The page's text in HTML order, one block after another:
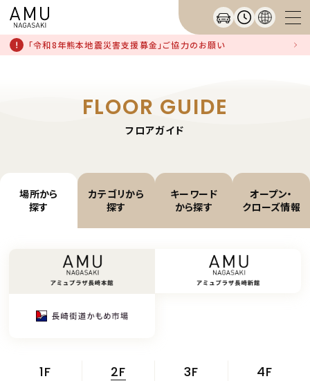
「令和8年熊本地震災害支援募金」ご協力のお願い
FLOOR GUIDE
フロアガイド
場所から
探す
カテゴリから
探す
キーワード
から探す
オープン・
クローズ情報
1F 2F 3F
4F